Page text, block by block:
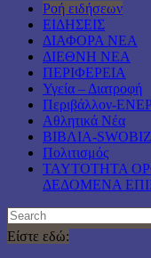
Ροή ειδήσεων
ΕΙΔΗΣΕΙΣ
ΔΙΑΦΟΡΑ ΝΕΑ
ΔΙΕΘΝΗ ΝΕΑ
ΠΕΡΙΦΕΡΕΙΑ
Υγεία – Διατροφή
Περιβάλλον-
Αθλητικά Νέα
ΒΙΒΛΙΑ-
Πολιτισμός
TAYTOTHTA
ΔΕΔΟΜΕΝΑ
Είστε εδώ: